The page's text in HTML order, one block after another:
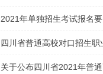
2021年单独招生考试报名
四川省普通高校对口招生
类（2020 年版）
关于公布四川省2021年普